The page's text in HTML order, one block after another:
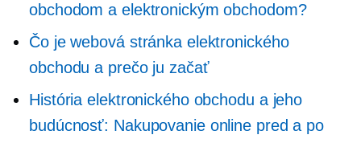
obchodom a elektronickým obchodom?
Čo je webová stránka elektronického
obchodu a prečo ju začať
História elektronického obchodu a jeho
budúcnosť: Nakupovanie online pred a po